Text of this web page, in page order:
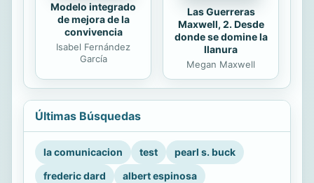
Modelo integrado
de mejora de la
convivencia
Isabel Fernández
García
Las Guerreras
Maxwell, 2. Desde
donde se domine la
llanura
Megan Maxwell
Últimas Búsquedas
la comunicacion test
pearl s. buck
frederic dard
albert espinosa